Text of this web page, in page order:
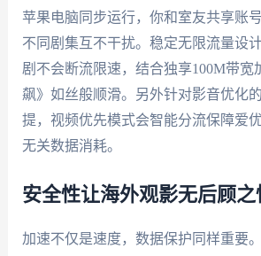
苹果电脑同步运行，你和室友共享账
不同剧集互不干扰。稳定无限流量设
剧不会断流限速，结合独享100M带宽
飙》如丝般顺滑。另外针对影音优化
提，视频优先模式会智能分流保障爱
无关数据消耗。
安全性让海外观影无后顾之
加速不仅是速度，数据保护同样重要